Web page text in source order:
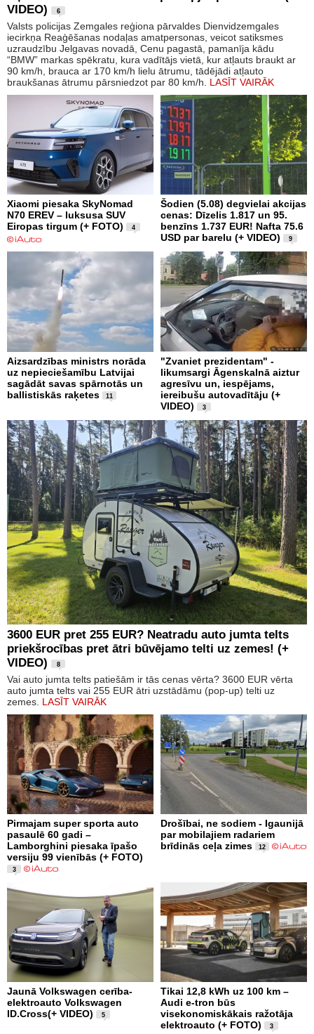
VIDEO)
6
Valsts policijas Zemgales reģiona pārvaldes Dienvidzemgales
iecirkņa Reaģēšanas nodaļas amatpersonas, veicot satiksmes
uzraudzību Jelgavas novadā, Cenu pagastā, pamanīja kādu
“BMW” markas spēkratu, kura vadītājs vietā, kur atļauts braukt ar
90 km/h, brauca ar 170 km/h lielu ātrumu, tādējādi atļauto
braukšanas ātrumu pārsniedzot par 80 km/h. LASĪT VAIRĀK
Xiaomi piesaka SkyNomad
N70 EREV – luksusa SUV
Eiropas tirgum (+ FOTO)
4
Šodien (5.08) degvielai akcijas
cenas: Dīzelis 1.817 un 95.
benzīns 1.737 EUR! Nafta 75.6
USD par barelu (+ VIDEO)
9
Aizsardzības ministrs norāda
uz nepieciešamību Latvijai
sagādāt savas spārnotās un
ballistiskās raķetes
11
"Zvaniet prezidentam" -
likumsargi Āgenskalnā aiztur
agresīvu un, iespējams,
iereibušu autovadītāju (+
VIDEO)
3
3600 EUR pret 255 EUR? Neatradu auto jumta telts
priekšrocības pret ātri būvējamo telti uz zemes! (+
VIDEO)
8
Vai auto jumta telts patiešām ir tās cenas vērta? 3600 EUR vērta
auto jumta telts vai 255 EUR ātri uzstādāmu (pop-up) telti uz
zemes. LASĪT VAIRĀK
Pirmajam super sporta auto
pasaulē 60 gadi –
Lamborghini piesaka īpašo
versiju 99 vienībās (+ FOTO)
3
Drošībai, ne sodiem - Igaunijā
par mobilajiem radariem
brīdinās ceļa zimes
12
Jaunā Volkswagen cerība-
elektroauto Volkswagen
ID.Cross(+ VIDEO)
5
Tikai 12,8 kWh uz 100 km –
Audi e-tron būs
visekonomiskākais ražotāja
elektroauto (+ FOTO)
3